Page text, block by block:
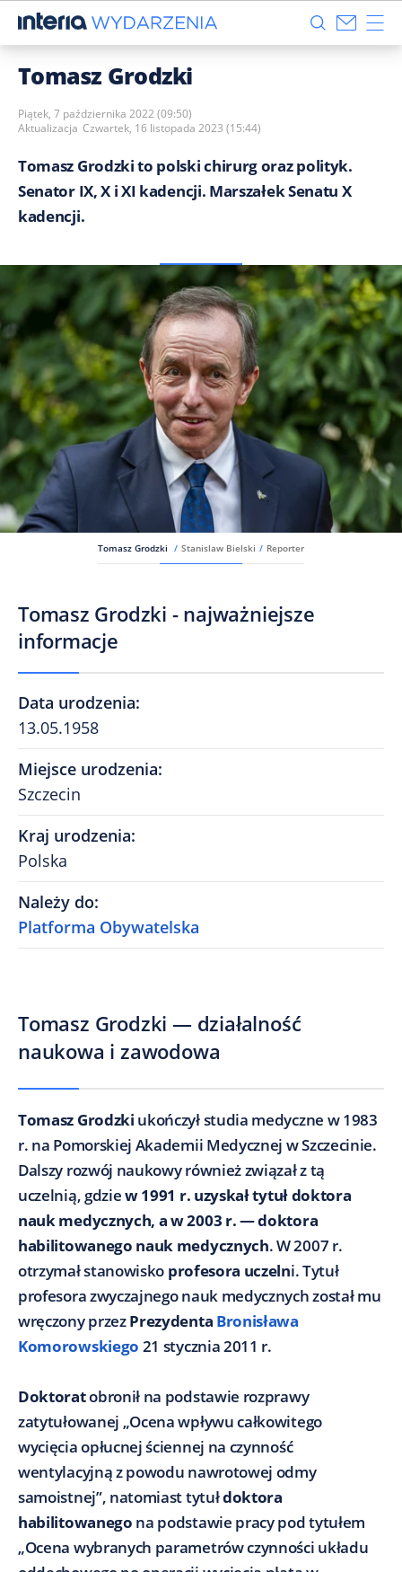
Tomasz Grodzki
Piątek, 7 października 2022 (09:50)
Aktualizacja Czwartek, 16 listopada 2023 (15:44)
Tomasz Grodzki to polski chirurg oraz polityk.
Senator IX, X i XI kadencji. Marszałek Senatu X
kadencji.
Tomasz Grodzki / Stanislaw Bielski / Reporter
Tomasz Grodzki - najważniejsze
informacje
Data urodzenia:
13.05.1958
Miejsce urodzenia:
Szczecin
Kraj urodzenia:
Polska
Należy do:
Platforma Obywatelska
Tomasz Grodzki — działalność
naukowa i zawodowa
Tomasz Grodzki ukończył studia medyczne w 1983
r. na Pomorskiej Akademii Medycznej w Szczecinie.
Dalszy rozwój naukowy również związał z tą
uczelnią, gdziew 1991 r. uzyskał tytuł doktora
nauk medycznych, a w 2003 r. — doktora
habilitowanego nauk medycznych. W 2007 r.
otrzymał stanowisko profesora uczelni. Tytuł
profesora zwyczajnego nauk medycznych został mu
wręczony przezPrezydenta Bronisława
Komorowskiego 21 stycznia 2011 r.
Doktoratobronił na podstawie rozprawy
zatytułowanej „Ocena wpływu całkowitego
wycięcia opłucnej ściennej na czynność
wentylacyjną z powodu nawrotowej odmy
samoistnej”, natomiast tytułdoktora
habilitowanego na podstawie pracy pod tytułem
„Ocena wybranych parametrów czynności układu